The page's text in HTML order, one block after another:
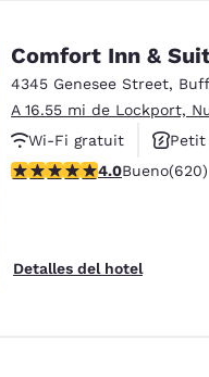
Comfort Inn &
4345 Genesee Street,
A 16.55 mi de Lockport,
Wi-Fi gratuit
Animaux acceptés
calificación de 3.96
4.0Bueno(620)
Detalles del hotel